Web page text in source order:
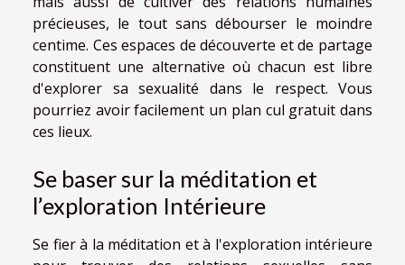
précieuses, le tout sans débourser le moindre
centime. Ces espaces de découverte et de partage
constituent une alternative où chacun est libre
d'explorer sa sexualité dans le respect. Vous
pourriez avoir facilement un plan cul gratuit dans
ces lieux.
Se baser sur la méditation et
l’exploration Intérieure
Se fier à la méditation et à l'exploration intérieure